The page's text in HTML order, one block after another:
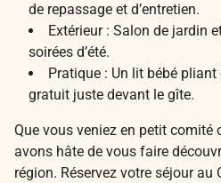
de repassage et d’entretien.
Extérieur : Salon de jardin
soirées d’été.
Pratique : Un lit bébé
gratuit juste devant le gîte.
Que vous veniez en petit comité
avons hâte de vous faire
région. Réservez votre séjour au